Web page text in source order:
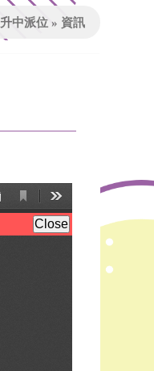
升中派位» 資訊